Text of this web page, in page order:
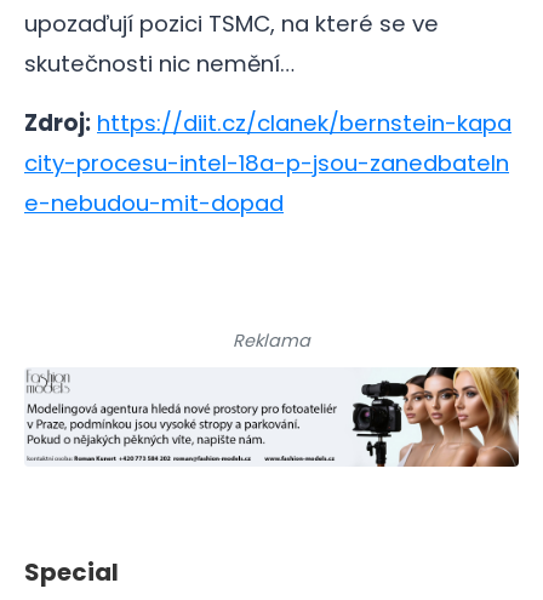
upozaďují pozici TSMC, na které se ve
skutečnosti nic nemění…
Zdroj: https://diit.cz/clanek/bernstein-kapa
city-procesu-intel-18a-p-jsou-zanedbateln
e-nebudou-mit-dopad
Reklama
Special